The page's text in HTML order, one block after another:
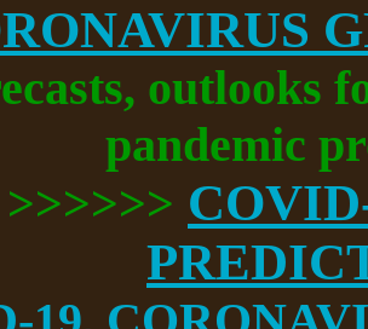
outlooks
pandemic
>>>>>>